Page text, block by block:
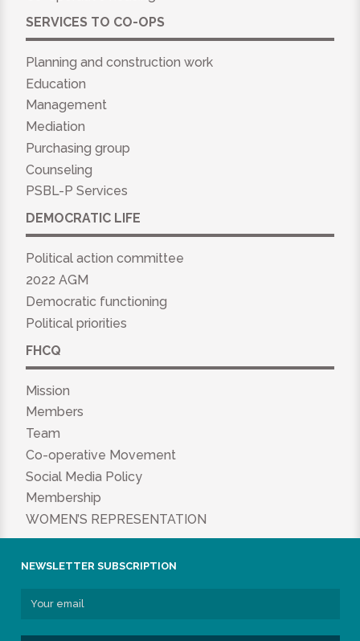
SERVICES TO CO-OPS
Planning and construction work
Education
Management
Mediation
Purchasing group
Counseling
PSBL-P Services
DEMOCRATIC LIFE
Political action committee
2022 AGM
Democratic functioning
Political priorities
FHCQ
Mission
Members
Team
Co-operative Movement
Social Media Policy
Membership
WOMEN’S REPRESENTATION
NEWSLETTER SUBSCRIPTION